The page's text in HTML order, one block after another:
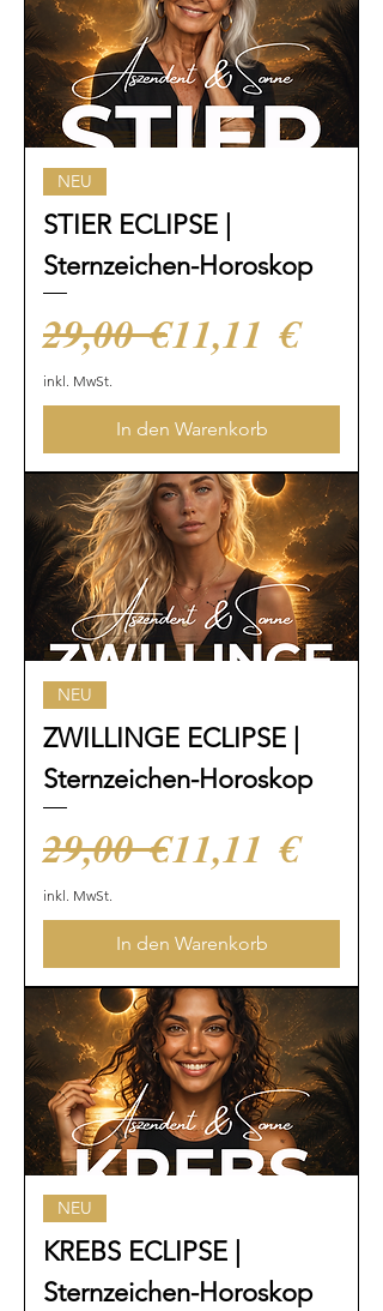
NEU
STIER ECLIPSE |
Sternzeichen-Horoskop
Standardpreis
29,00 €Sale-Preis
11,11 €
inkl. MwSt.
In den Warenkorb
NEU
ZWILLINGE ECLIPSE |
Sternzeichen-Horoskop
Standardpreis
29,00 €Sale-Preis
11,11 €
inkl. MwSt.
In den Warenkorb
NEU
KREBS ECLIPSE |
Sternzeichen-Horoskop